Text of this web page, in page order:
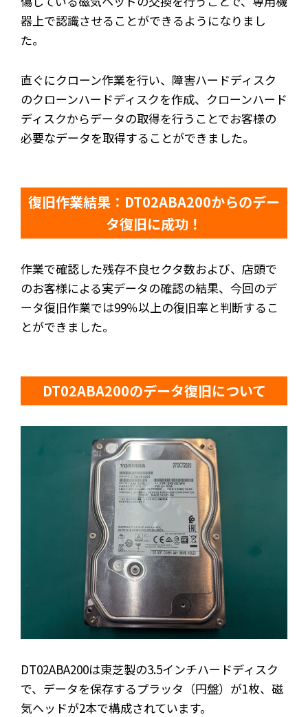
器上で認識させることができるようになりまし
た。
直ぐにクローン作業を行い、障害ハードディスク
のクローンハードディスクを作成、クローンハード
ディスクからデータの取得を行うことでお客様の
必要なデータを取得することができました。
復旧作業結果：DT02ABA200からのデー
タ復旧に成功！
作業で確認した残存不良セクタ数および、店頭で
のお客様による実データの確認の結果、今回のデ
ータ復旧作業では99％以上の復旧率と判断するこ
とができました。
DT02ABA200のデータ復旧について
DT02ABA200は東芝製の3.5インチハードディスク
で、データを保存するプラッタ（円盤）が1枚、磁
気ヘッドが2本で構成されています。